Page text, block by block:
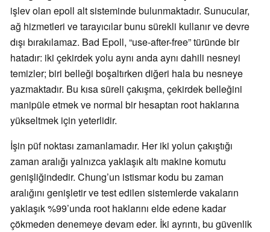
işlev olan epoll alt sisteminde bulunmaktadır. Sunucular,
ağ hizmetleri ve tarayıcılar bunu sürekli kullanır ve devre
dışı bırakılamaz. Bad Epoll, “use-after-free” türünde bir
hatadır: iki çekirdek yolu aynı anda aynı dahili nesneyi
temizler; biri belleği boşaltırken diğeri hala bu nesneye
yazmaktadır. Bu kısa süreli çakışma, çekirdek belleğini
manipüle etmek ve normal bir hesaptan root haklarına
yükseltmek için yeterlidir.
İşin püf noktası zamanlamadır. Her iki yolun çakıştığı
zaman aralığı yalnızca yaklaşık altı makine komutu
genişliğindedir. Chung’un istismar kodu bu zaman
aralığını genişletir ve test edilen sistemlerde vakaların
yaklaşık %99’unda root haklarını elde edene kadar
çökmeden denemeye devam eder. İki ayrıntı, bu güvenlik